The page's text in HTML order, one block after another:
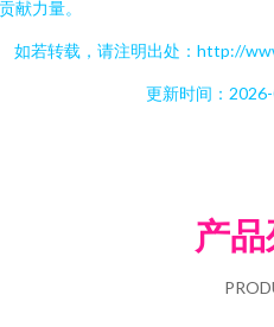
献力量。
如若转载，请注明出处：http://
更新时间：
产